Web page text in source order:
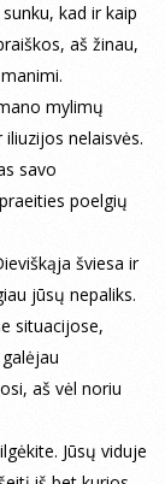
kad ir kaip
aš žinau,
mylimų
nelaisvės.
savo
poelgių
šviesa ir
jūsų nepaliks.
situacijose,
aš vėl noriu
Jūsų viduje